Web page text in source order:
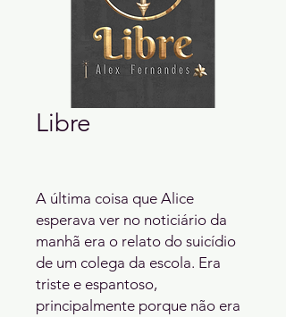
Libre
A última coisa que Alice
esperava ver no noticiário da
manhã era o relato do suicídio
de um colega da escola. Era
triste e espantoso,
principalmente porque não era